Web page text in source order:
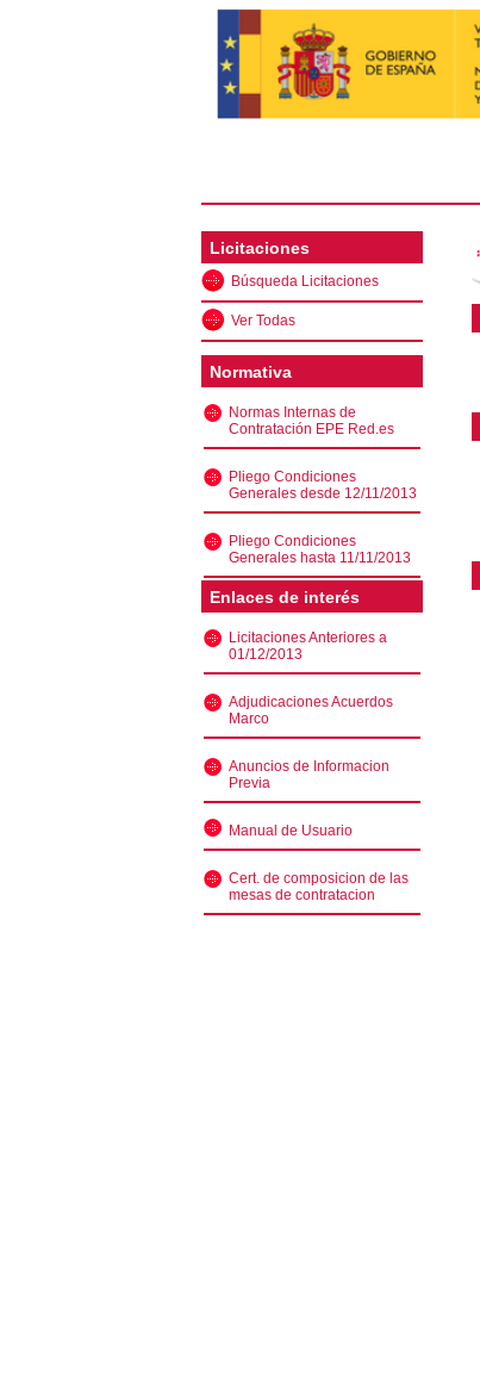
Licitaciones
Búsqueda Licitaciones
Ver Todas
Normativa
Normas Internas de
Contratación EPE Red.es
Pliego Condiciones
Generales desde 12/11/2013
Pliego Condiciones
Generales hasta 11/11/2013
Enlaces de interés
Licitaciones Anteriores a
01/12/2013
Adjudicaciones Acuerdos
Marco
Anuncios de Informacion
Previa
Manual de Usuario
Cert. de composicion de las
mesas de contratacion